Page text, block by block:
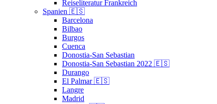
Reiseliteratur Frankreich
Spanien 🇪🇸
Barcelona
Bilbao
Burgos
Cuenca
Donostia-San Sebastian
Donostia-San Sebastian 2022 🇪🇸
Durango
El Palmar 🇪🇸
Langre
Madrid